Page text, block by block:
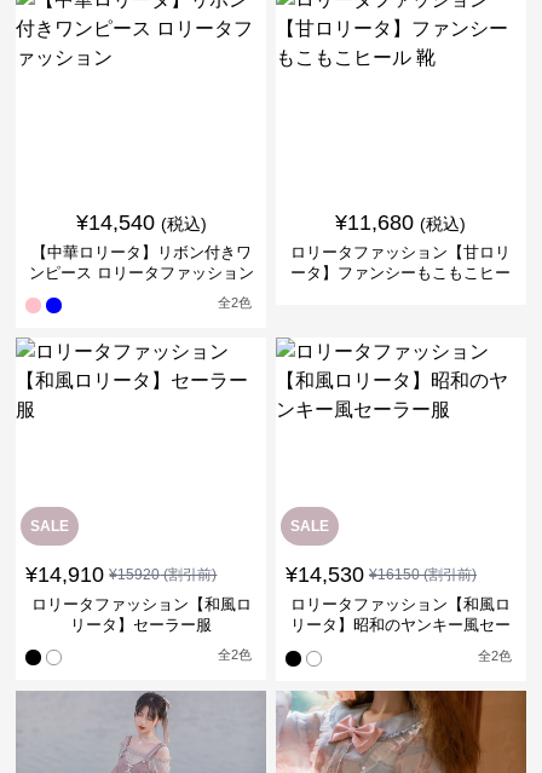
¥14,540 (税込)
【中華ロリータ】リボン付きワ
ンピース ロリータファッション
全2色
¥11,680 (税込)
ロリータファッション【甘ロリ
ータ】ファンシーもこもこヒー
SALE
¥14,910 ¥15920(割引前)
ロリータファッション【和風ロ
リータ】セーラー服
全2色
SALE
¥14,530 ¥16150(割引前)
ロリータファッション【和風ロ
リータ】昭和のヤンキー風セー
全2色